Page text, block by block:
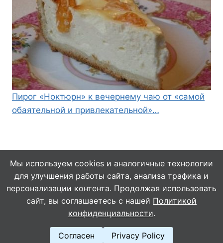
Пирог «Ноктюрн» к вечернему чаю от «самой
обаятельной и привлекательной»…
© 2026 Кулинарушка - Вкусные Рецепты
Мы используем cookies и аналогичные технологии
для улучшения работы сайта, анализа трафика и
персонализации контента. Продолжая использовать
сайт, вы соглашаетесь с нашей Политикой
конфиденциальности.
Согласен Privacy Policy